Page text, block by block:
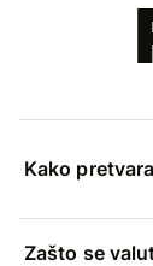
Kako
Zašto se